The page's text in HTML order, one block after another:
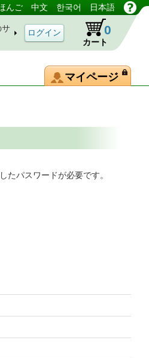
んご 中文 한국어 日本語
サ
カート
0
マイページ
たパスワードが必要です。